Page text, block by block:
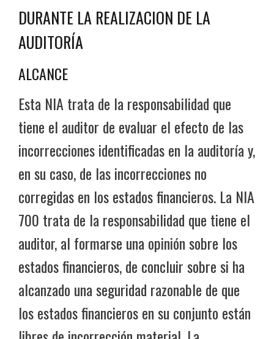
DURANTE LA REALIZACION DE LA
AUDITORÍA
ALCANCE
Esta NIA trata de la responsabilidad que
tiene el auditor de evaluar el efecto de las
incorrecciones identificadas en la auditoría y,
en su caso, de las incorrecciones no
corregidas en los estados financieros. La NIA
700 trata de la responsabilidad que tiene el
auditor, al formarse una opinión sobre los
estados financieros, de concluir sobre si ha
alcanzado una seguridad razonable de que
los estados financieros en su conjunto están